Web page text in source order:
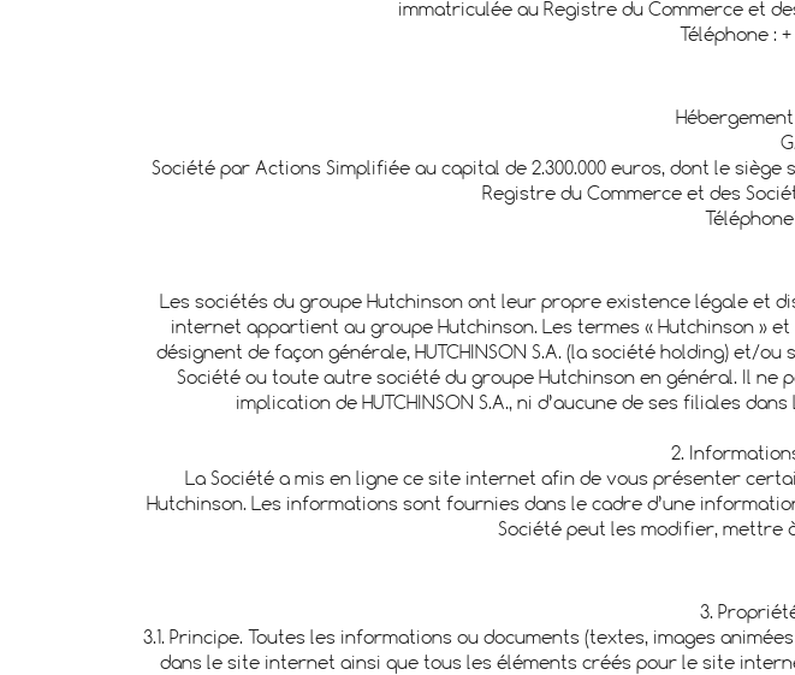
immatriculée au Registre du Commerce et
Téléphone : +
Société par Actions Simplifiée au capital de 2.300.000 euros, dont le
Registre du Commerce et des
Téléphone
Les sociétés du groupe Hutchinson ont leur propre existence légale et
internet appartient au groupe Hutchinson. Les termes « Hutchinson »
désignent de façon générale, HUTCHINSON S.A. (la société holding) et/
Société ou toute autre société du groupe Hutchinson en général. Il
implication de HUTCHINSON S.A., ni d’aucune de ses filiales
2.
La Société a mis en ligne ce site internet afin de vous présenter
Hutchinson. Les informations sont fournies dans le cadre d’une
Société peut les modifier, mettre
3.
3.1. Principe. Toutes les informations ou documents (textes, images
dans le site internet ainsi que tous les éléments créés pour le site